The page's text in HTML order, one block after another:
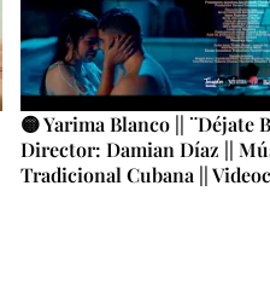
🟡 Yarima Blanco || ¨Déjate
Director: Damian Díaz ||
Tradicional Cubana ||